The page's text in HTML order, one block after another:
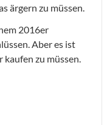
ärgern zu müssen.
2016er
Aber es ist
kaufen zu müssen.